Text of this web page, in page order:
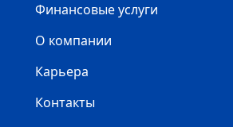
Финансовые услуги
О компании
Карьера
Контакты